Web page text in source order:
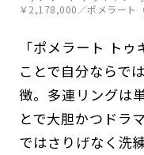
￥2,178,000／ポメラート
「ポメラート ト
ことで自分ならで
徴。多連リングは
とで大胆かつドラ
ではさりげなく洗